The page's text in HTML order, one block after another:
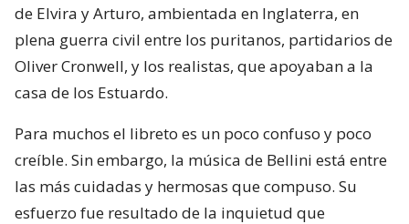
de Elvira y Arturo, ambientada en Inglaterra, en
plena guerra civil entre los puritanos, partidarios de
Oliver Cronwell, y los realistas, que apoyaban a la
casa de los Estuardo.
Para muchos el libreto es un poco confuso y poco
creíble. Sin embargo, la música de Bellini está entre
las más cuidadas y hermosas que compuso. Su
esfuerzo fue resultado de la inquietud que